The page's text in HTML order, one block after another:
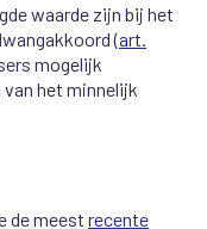
waarde zijn bij het
(art.
mogelijk
het minnelijk
de meest recente